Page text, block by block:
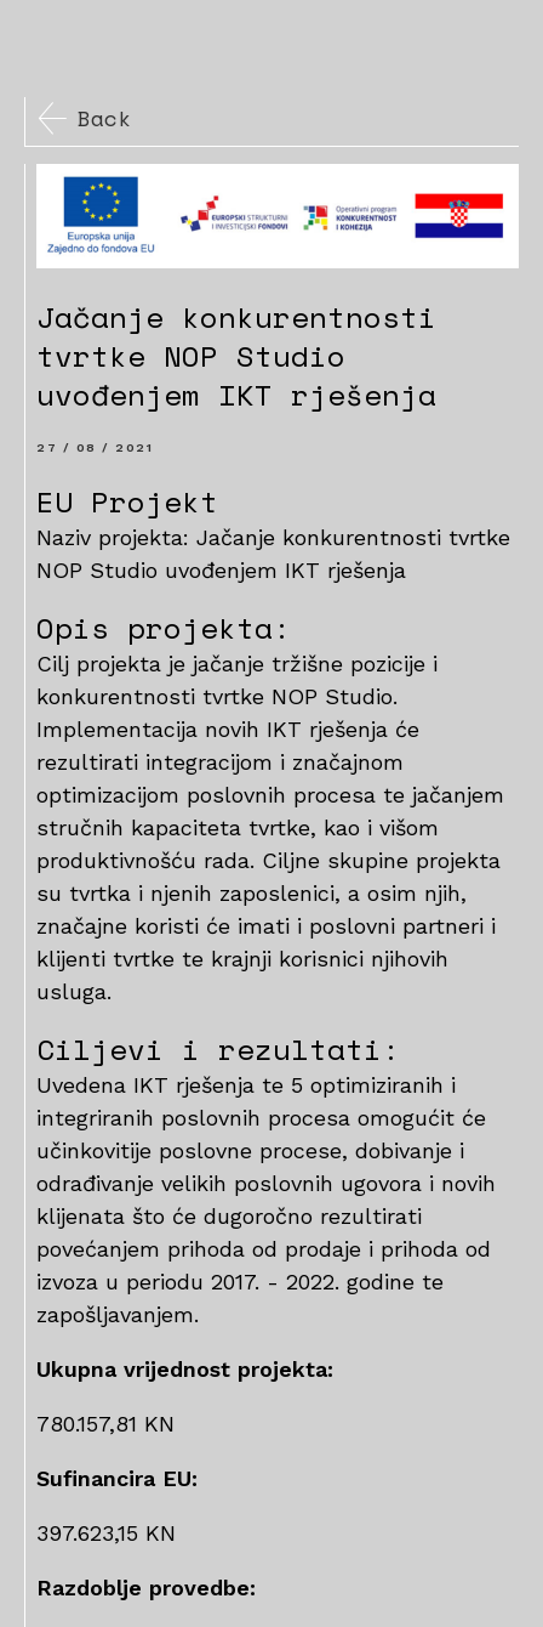
Back
Jačanje konkurentnosti
tvrtke NOP Studio
uvođenjem IKT rješenja
27 / 08 / 2021
EU Projekt
Naziv projekta: Jačanje konkurentnosti tvrtke
NOP Studio uvođenjem IKT rješenja
Opis projekta:
Cilj projekta je jačanje tržišne pozicije i
konkurentnosti tvrtke NOP Studio.
Implementacija novih IKT rješenja će
rezultirati integracijom i značajnom
optimizacijom poslovnih procesa te jačanjem
stručnih kapaciteta tvrtke, kao i višom
produktivnošću rada. Ciljne skupine projekta
su tvrtka i njenih zaposlenici, a osim njih,
značajne koristi će imati i poslovni partneri i
klijenti tvrtke te krajnji korisnici njihovih
usluga.
Ciljevi i rezultati:
Uvedena IKT rješenja te 5 optimiziranih i
integriranih poslovnih procesa omogućit će
učinkovitije poslovne procese, dobivanje i
odrađivanje velikih poslovnih ugovora i novih
klijenata što će dugoročno rezultirati
povećanjem prihoda od prodaje i prihoda od
izvoza u periodu 2017. - 2022. godine te
zapošljavanjem.
Ukupna vrijednost projekta:
780.157,81 KN
Sufinancira EU:
397.623,15 KN
Razdoblje provedbe: